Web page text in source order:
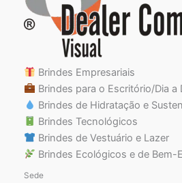
Brindes Empresariais
Brindes para o Escritório/Dia a
Brindes de Hidratação e
Brindes Tecnológicos
Brindes de Vestuário e Lazer
Brindes Ecológicos e de Bem-
Sede